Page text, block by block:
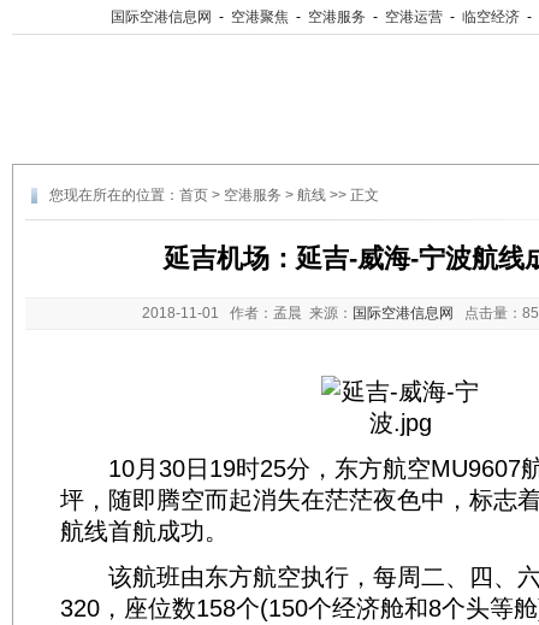
国际空港信息网 - 空港聚焦 - 空港服务 - 空港运营 - 临空经济 -
您现在所在的位置： 首页 > 空港服务 > 航线 >> 正文
延吉机场：延吉-威海-宁波航线
2018-11-01 作者：孟晨 来源： 国际空港信息网 点击量：
10月30日19时25分，东方航空MU9607
坪，随即腾空而起消失在茫茫夜色中，标志
航线首航成功。
该航班由东方航空执行，每周二、四、
320，座位数158个(150个经济舱和8个头等